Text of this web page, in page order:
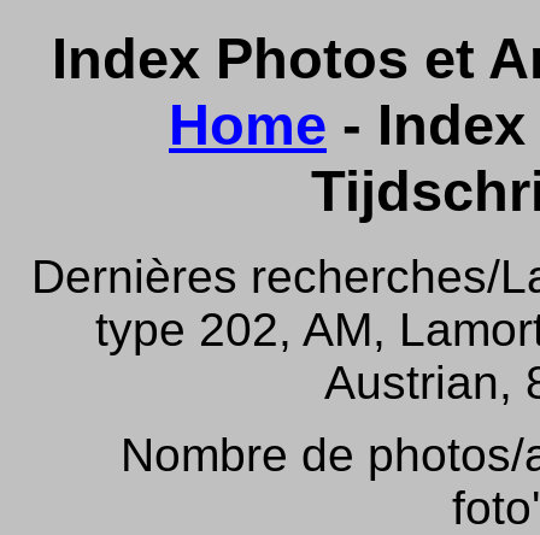
Index Photos et
Home -
Dernières recherches/
type 202, AM,
Austrian,
Nombre de